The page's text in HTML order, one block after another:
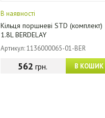
В наявності
Кільця поршневі STD (комплект)
1.8L BERDELAY
Артикул: 1136000065-01-BER
В КОШИК
562 грн.